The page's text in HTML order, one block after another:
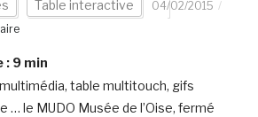
Table interactive
04/02/2015
: 9 min
table multitouch, gifs
… le MUDO Musée de l’Oise, fermé